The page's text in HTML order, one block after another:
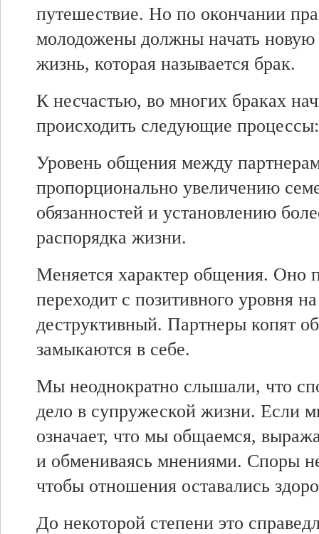
путешествие. Но по окончании
молодожены должны начать новую
жизнь, которая называется брак.
К несчастью, во многих браках
происходить следующие процессы:
Уровень общения между
пропорционально увеличению
обязанностей и установлению
распорядка жизни.
Меняется характер общения. Оно
переходит с позитивного уровня
деструктивный. Партнеры копят
замыкаются в себе.
Мы неоднократно слышали, что
дело в супружеской жизни. Если
означает, что мы общаемся,
и обмениваясь мнениями. Споры
чтобы отношения оставались
До некоторой степени это